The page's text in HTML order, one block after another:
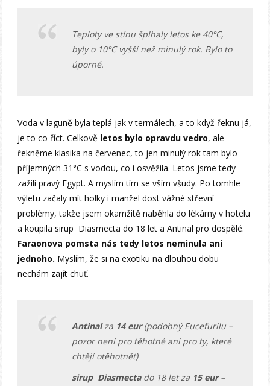
Teploty ve stínu šplhaly letos ke 40°C,
byly o 10°C vyšší než minulý rok. Bylo to
úporné.
Voda v laguně byla teplá jak v termálech, a to když řeknu já,
je to co říct. Celkově letos bylo opravdu vedro, ale
řekněme klasika na červenec, to jen minulý rok tam bylo
příjemných 31°C s vodou, co i osvěžila. Letos jsme tedy
zažili pravý Egypt. A myslím tím se vším všudy. Po tomhle
výletu začaly mít holky i manžel dost vážné střevní
problémy, takže jsem okamžitě naběhla do lékárny v hotelu
a koupila sirup Diasmecta do 18 let a Antinal pro dospělé.
Faraonova pomsta nás tedy letos neminula ani
jednoho. Myslím, že si na exotiku na dlouhou dobu
nechám zajít chuť.
Antinalza 14 eur(podobný Eucefurilu –
pozor není pro těhotné ani pro ty, které
chtějí otěhotnět)
sirup Diasmectado 18 let za 15 eur–